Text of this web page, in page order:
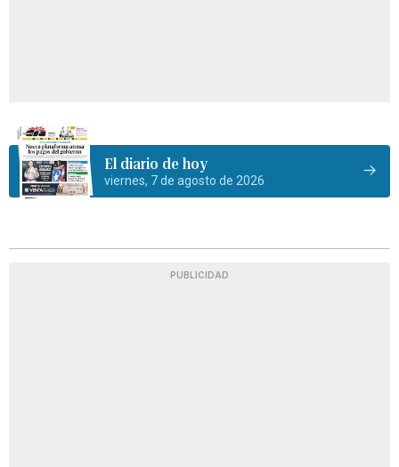
El diario de hoy
viernes, 7 de agosto de 2026
PUBLICIDAD